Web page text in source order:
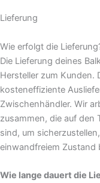
Lieferung
Wie erfolgt die
Die Lieferung deines
Hersteller zum Kunden.
kosteneffiziente
Zwischenhändler. Wir
zusammen, die auf den
sind, um
einwandfreiem Zustand
Wie lange dauert die